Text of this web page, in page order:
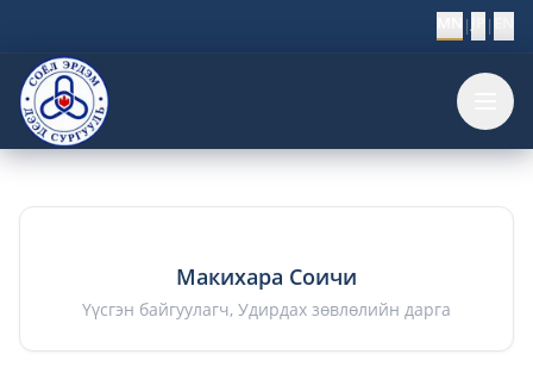
| |
Макихара Соичи
Үүсгэн байгуулагч, Удирдах зөвлөлийн дарга